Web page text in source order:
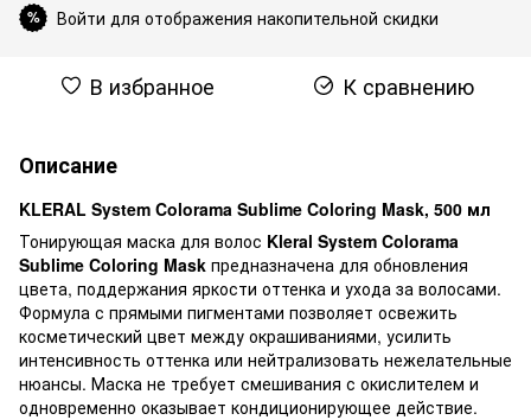
% Войти для отображения накопительной скидки
В избранное К сравнению
Описание
KLERAL System Colorama Sublime Coloring Mask, 500 мл
Тонирующая маска для волос Kleral System Colorama
Sublime Coloring Mask предназначена для обновления
цвета, поддержания яркости оттенка и ухода за волосами.
Формула с прямыми пигментами позволяет освежить
косметический цвет между окрашиваниями, усилить
интенсивность оттенка или нейтрализовать нежелательные
нюансы. Маска не требует смешивания с окислителем и
одновременно оказывает кондиционирующее действие.